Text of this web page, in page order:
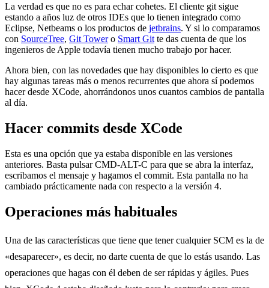
La verdad es que no es para echar cohetes. El cliente git sigue
estando a años luz de otros IDEs que lo tienen integrado como
Eclipse, Netbeams o los productos de jetbrains. Y si lo comparamos
con SourceTree, Git Towero Smart Git te das cuenta de que los
ingenieros de Apple todavía tienen mucho trabajo por hacer.
Ahora bien, con las novedades que hay disponibles lo cierto es que
hay algunas tareas más o menos recurrentes que ahora sí podemos
hacer desde XCode, ahorrándonos unos cuantos cambios de pantalla
al día.
Hacer commits desde XCode
Esta es una opción que ya estaba disponible en las versiones
anteriores. Basta pulsar CMD-ALT-C para que se abra la interfaz,
escribamos el mensaje y hagamos el commit. Esta pantalla no ha
cambiado prácticamente nada con respecto a la versión 4.
Operaciones más habituales
Una de las características que tiene que tener cualquier SCM es la de
«desaparecer», es decir, no darte cuenta de que lo estás usando. Las
operaciones que hagas con él deben de ser rápidas y ágiles. Pues